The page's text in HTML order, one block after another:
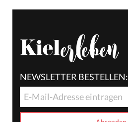
NEWSLETTER BESTELLEN: